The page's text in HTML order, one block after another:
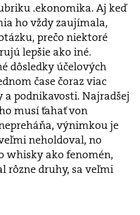
.ekonomika. Aj keď
ho vždy zaujímala,
prečo niektoré
lepšie ako iné.
dôsledky účelových
čase čoraz viac
podnikavosti. Najradšej
musí ťahať von
výnimkou je
neholdoval, no
whisky ako fenomén,
rôzne druhy, sa veľmi